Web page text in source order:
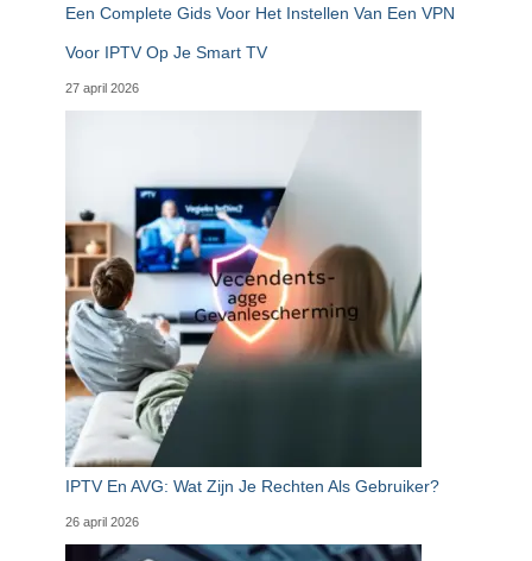
Een Complete Gids Voor Het Instellen Van Een VPN
Voor IPTV Op Je Smart TV
27 april 2026
IPTV En AVG: Wat Zijn Je Rechten Als Gebruiker?
26 april 2026